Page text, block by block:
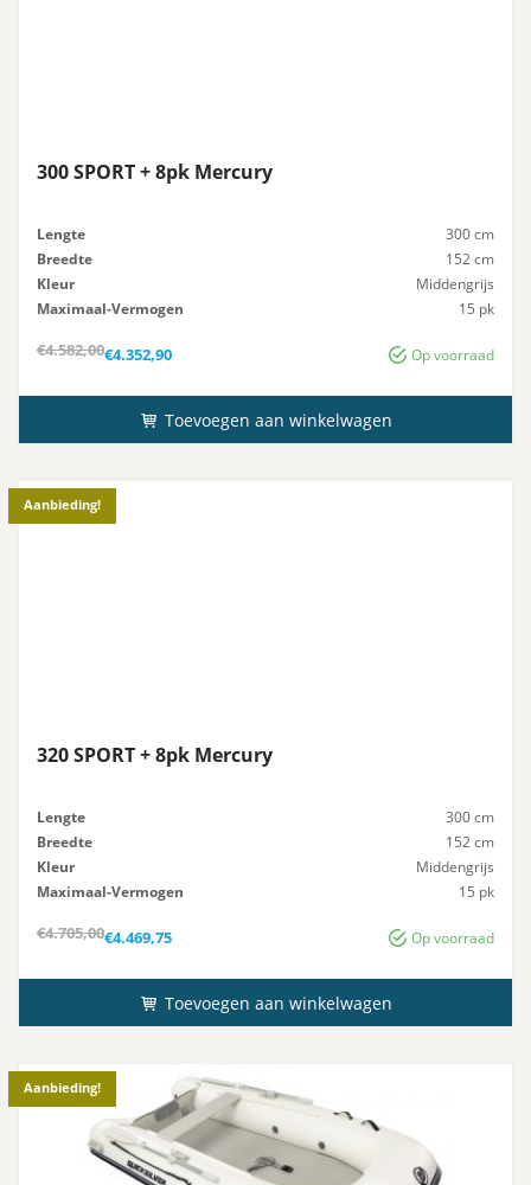
300 SPORT + 8pk Mercury
Lengte
300 cm
Breedte
152 cm
Kleur
Middengrijs
Maximaal-Vermogen
15 pk
Op voorraad
€4.582,00Oorspronkelijke
prijs
€4.582,00.
€4.352,90Huidige
prijs
€4.352,90.
Toevoegen aan winkelwagen
Aanbieding!
320 SPORT + 8pk Mercury
Lengte
300 cm
Breedte
152 cm
Kleur
Middengrijs
Maximaal-Vermogen
15 pk
Op voorraad
€4.705,00Oorspronkelijke
prijs
€4.705,00.
€4.469,75Huidige
prijs
€4.469,75.
Toevoegen aan winkelwagen
Aanbieding!